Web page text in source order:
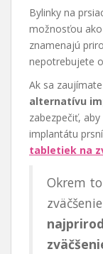
Bylinky na
možnosťou
znamenajú
nepotrebujete
Ak sa
alternatívu
zabezpečiť,
implantátu
tabletiek na
Okrem